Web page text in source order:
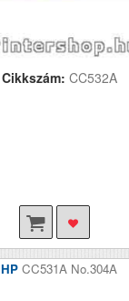
Cikkszám: CC532A
HP CC531A No.304A